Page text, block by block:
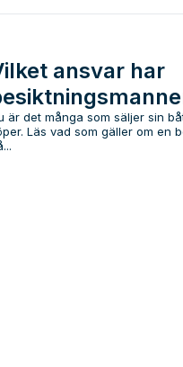
ansvar har
är det många som säljer sin
Läs vad som gäller om en